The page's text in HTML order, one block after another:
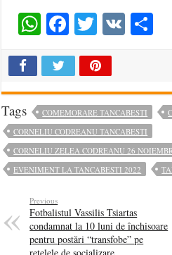
WhatsApp
Facebook
Twitter
VK
Tags COMEMORARE TANCABESTI
CORNELIU CODREANU TANCABESTI
CORNELIU ZELEA CODREANU 26
EVENIMENT LA TANCABESTI 2022
Previous
Fotbalistul Vassilis Tsiartas
condamnat la 10 luni de închisoare
pentru postări “transfobe” pe